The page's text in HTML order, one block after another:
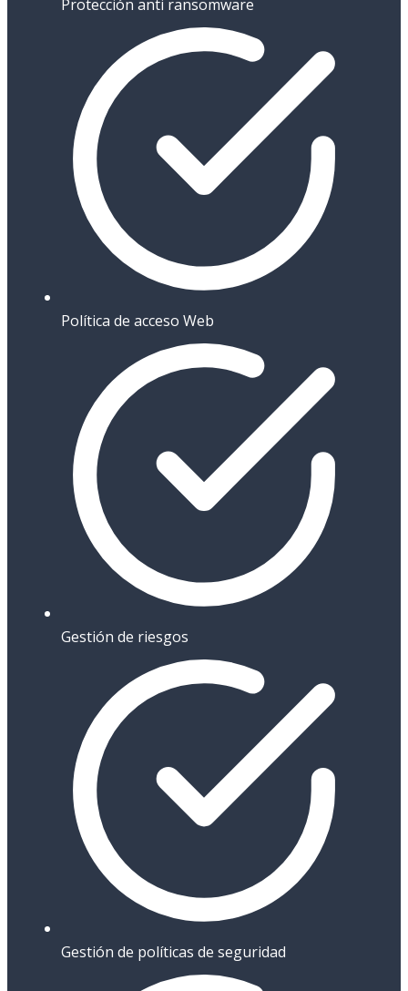
Protección anti ransomware
Política de acceso Web
Gestión de riesgos
Gestión de políticas de seguridad